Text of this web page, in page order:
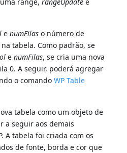
enumFilas o número de
tabela. Como padrão, se
enumFilas, se cria uma nova
0. A seguir, poderá agregar
o comandoWP Table
tabela como um objeto de
a seguir aos demais
A tabela foi criada com os
de fonte, borda e cor que